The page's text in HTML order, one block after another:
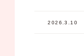
2026.3.10